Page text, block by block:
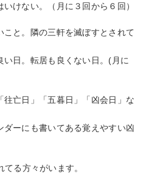
い。（月に３回から６回）
と。隣の三軒を滅ぼすとされて
。転居も良くない日。(月に
亡日」「五暮日」「凶会日」な
ーにも書いてある覚えやすい凶
る方々がいます。